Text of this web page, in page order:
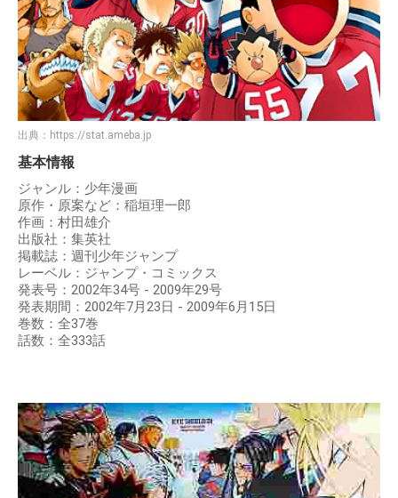
出典： https://stat.ameba.jp
基本情報
ジャンル：少年漫画
原作・原案など：稲垣理一郎
作画：村田雄介
出版社：集英社
掲載誌：週刊少年ジャンプ
レーベル：ジャンプ・コミックス
発表号：2002年34号 - 2009年29号
発表期間：2002年7月23日 - 2009年6月15日
巻数：全37巻
話数：全333話